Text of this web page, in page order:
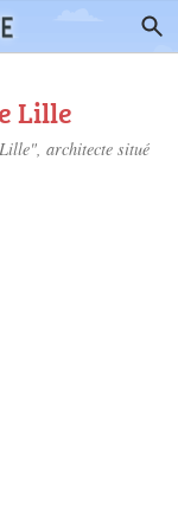
Lille
architecte situé